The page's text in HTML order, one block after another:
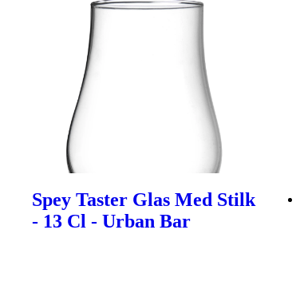
Spey Taster Glas Med Stilk
- 13 Cl - Urban Bar